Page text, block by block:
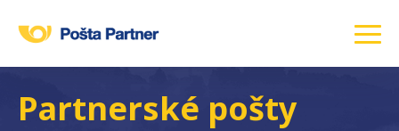
Partnerské pošty